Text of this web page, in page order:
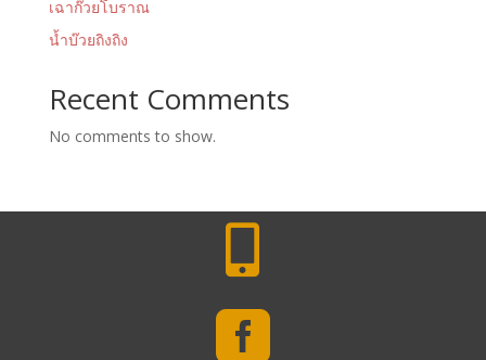
เฉาก๊วยโบราณ
น้ำบ๊วยถิงถิง
Recent Comments
No comments to show.

